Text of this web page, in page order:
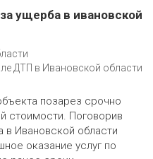
ущерба в ивановской
ДТП в Ивановской области
позарез срочно
стоимости. Поговорив
в Ивановской области
оказание услуг по